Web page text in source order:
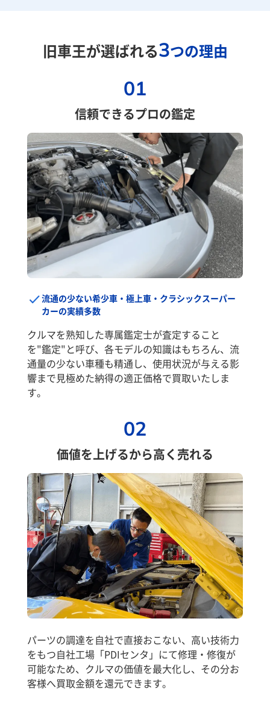
旧車王が選ばれる3つの理由
01
信頼できるプロの鑑定
流通の少ない希少車・極上車・クラシックスーパー
カーの実績多数
クルマを熟知した専属鑑定士が査定すること
を"鑑定"と呼び、各モデルの知識はもちろん、流
通量の少ない車種も精通し、使用状況が与える影
響まで見極めた納得の適正価格で買取いたしま
す。
02
価値を上げるから高く売れる
パーツの調達を自社で直接おこない、高い技術力
をもつ自社工場「PDIセンタ」にて修理・修復が
可能なため、クルマの価値を最大化し、その分お
客様へ買取金額を還元できます。